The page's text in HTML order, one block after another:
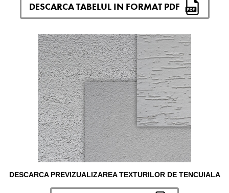
DESCARCA TABELUL IN FORMAT PDF
DESCARCA PREVIZUALIZAREA TEXTURILOR DE TENCUIALA